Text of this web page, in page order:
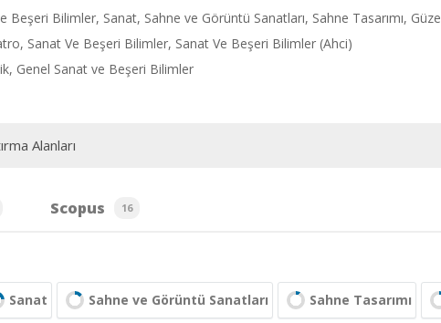
Beşeri Bilimler, Sanat, Sahne ve Görüntü Sanatları, Sahne Tasarımı,
Sanat Ve Beşeri Bilimler, Sanat Ve Beşeri Bilimler (Ahci)
Genel Sanat ve Beşeri Bilimler
Alanları
Scopus 16
Sanat Sahne ve Görüntü Sanatları Sahne Tasarımı